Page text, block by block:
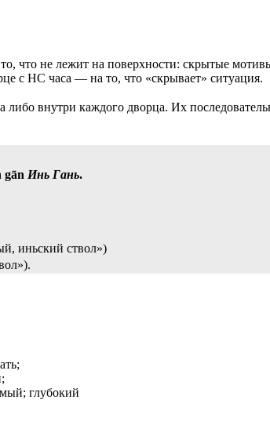
что не лежит на поверхности: скрытые
с НС часа — на то, что «скрывает» ситуация.
внутри каждого дворца. Их
gān Инь Гань.
иньский ствол»)
глубокий